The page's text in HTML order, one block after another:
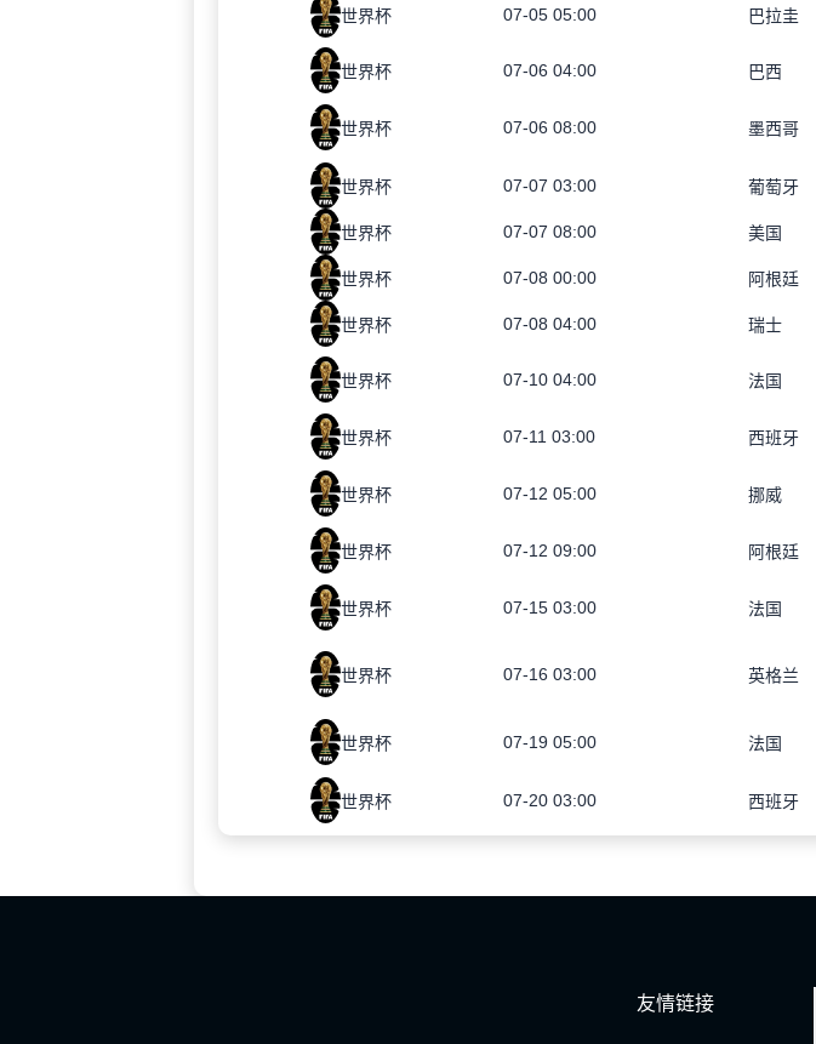
世界杯 07-05 05:00 巴拉圭
世界杯 07-06 04:00 巴西
世界杯 07-06 08:00 墨西哥
世界杯 07-07 03:00 葡萄牙
世界杯 07-07 08:00 美国
世界杯 07-08 00:00 阿根廷
世界杯 07-08 04:00 瑞士
世界杯 07-10 04:00 法国
世界杯 07-11 03:00 西班牙
世界杯 07-12 05:00 挪威
世界杯 07-12 09:00 阿根廷
世界杯 07-15 03:00 法国
世界杯 07-16 03:00 英格兰
世界杯 07-19 05:00 法国
世界杯 07-20 03:00 西班牙
友情链接